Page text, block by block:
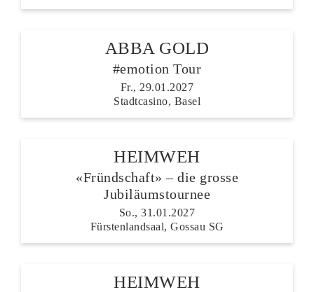
ABBA GOLD
#emotion Tour
Fr., 29.01.2027
Stadtcasino, Basel
HEIMWEH
«Fründschaft» – die grosse
Jubiläumstournee
So., 31.01.2027
Fürstenlandsaal, Gossau SG
HEIMWEH